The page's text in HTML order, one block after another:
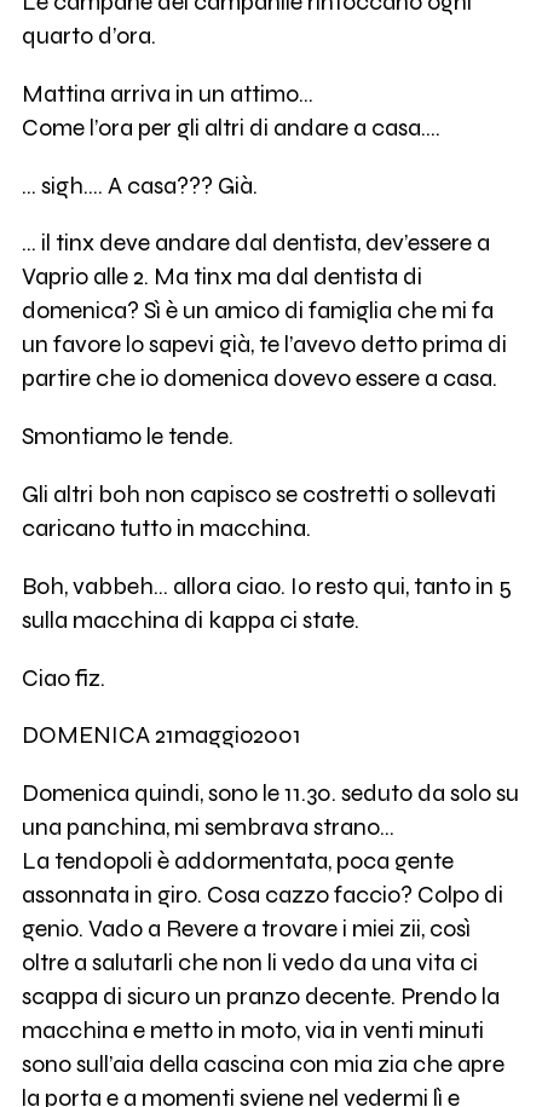
quarto d’ora.
Mattina arriva in un attimo…
Come l’ora per gli altri di andare a casa….
… sigh…. A casa??? Già.
… il tinx deve andare dal dentista, dev’essere a
Vaprio alle 2. Ma tinx ma dal dentista di
domenica? Sì è un amico di famiglia che mi fa
un favore lo sapevi già, te l’avevo detto prima di
partire che io domenica dovevo essere a casa.
Smontiamo le tende.
Gli altri boh non capisco se costretti o sollevati
caricano tutto in macchina.
Boh, vabbeh… allora ciao. Io resto qui, tanto in 5
sulla macchina di kappa ci state.
Ciao fiz.
DOMENICA 21maggio2001
Domenica quindi, sono le 11.30. seduto da solo su
una panchina, mi sembrava strano…
La tendopoli è addormentata, poca gente
assonnata in giro. Cosa cazzo faccio? Colpo di
genio. Vado a Revere a trovare i miei zii, così
oltre a salutarli che non li vedo da una vita ci
scappa di sicuro un pranzo decente. Prendo la
macchina e metto in moto, via in venti minuti
sono sull’aia della cascina con mia zia che apre
la porta e a momenti sviene nel vedermi lì e